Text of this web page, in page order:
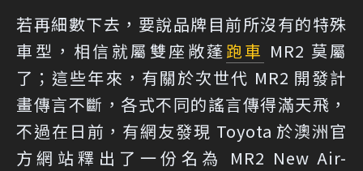
若再細數下去，要說品牌目前所沒有的特殊
車型，相信就屬雙座敞蓬跑車 MR2 莫屬
了；這些年來，有關於次世代 MR2 開發計
畫傳言不斷，各式不同的謠言傳得滿天飛，
不過在日前，有網友發現 Toyota 於澳洲官
方網站釋出了一份名為 MR2 New Air-